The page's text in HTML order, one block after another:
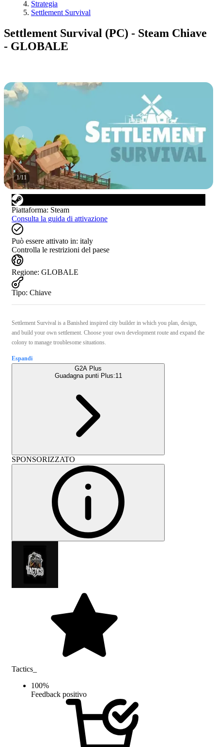
Strategia
Settlement Survival
Settlement Survival (PC) - Steam Chiave
- GLOBALE
1/11
Piattaforma: Steam
Consulta la guida di attivazione
Può essere attivato in: italy
Controlla le restrizioni del paese
Regione: GLOBALE
Tipo: Chiave
Settlement Survival is a Banished inspired city builder in which you plan, design,
and build your own settlement. Choose your own development route and expand the
colony to manage troublesome situations.
Espandi
G2A Plus
Guadagna punti Plus:11
SPONSORIZZATO
Tactics_
100%
Feedback positivo